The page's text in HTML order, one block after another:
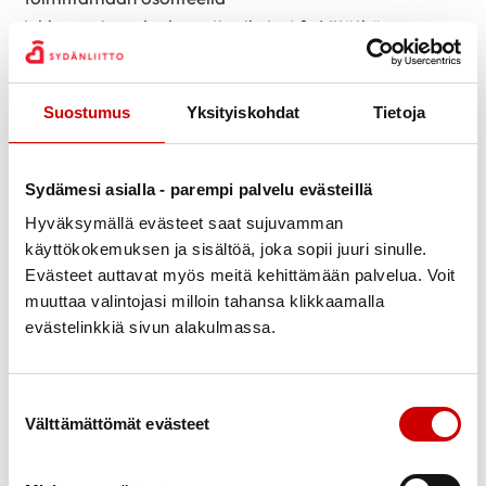
Suostumus Yksityiskohdat Tietoja
Sydämesi asialla - parempi palvelu evästeillä
Hyväksymällä evästeet saat sujuvamman
käyttökokemuksen ja sisältöä, joka sopii juuri sinulle.
Evästeet auttavat myös meitä kehittämään palvelua. Voit
muuttaa valintojasi milloin tahansa klikkaamalla
evästelinkkiä sivun alakulmassa.
Välttämättömät evästeet
juhlavuosi@sydanlapsetjaaikuiset.fi
. Liitäthän
mukaan yhteystietosi, jotta voimme olla tarvittaessa
sinuun yhteydessä! Jos sinulla on jotainkin kysyttävää
tai tarvitset lisätietoja tarinasi kokoamisessa, näihin
tiedusteluihin vastaamme myös juhlavuosi-
kotisivuilta. Jos olet tarinasi ja kokemuksesi
toimittanut yhdistykselle jo joskus aikaisemmin
vuosien saatossa, lähetäthän tarinasi meille
uudestaan, jotta voimme varmistua sen
käyttämisestä osana juhlavuotta.